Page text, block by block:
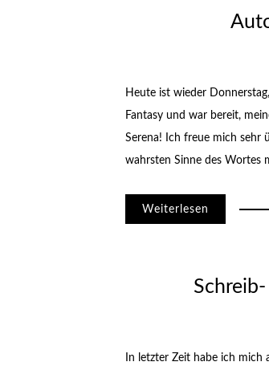
Heute ist wieder
Fantasy und war bereit,
Serena! Ich freue mich sehr
wahrsten Sinne des Wortes
Weiterlesen
In letzter Zeit habe ich